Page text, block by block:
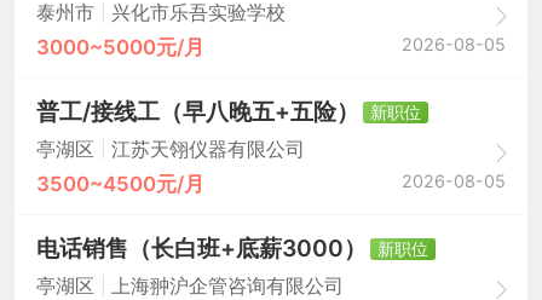
泰州市
兴化市乐吾实验学校
3000~5000元/月 2026-08-05
普工/接线工（早八晚五+五险）
新职位
亭湖区
江苏天翎仪器有限公司
3500~4500元/月 2026-08-05
电话销售（长白班+底薪3000）
新职位
亭湖区
上海翀沪企管咨询有限公司